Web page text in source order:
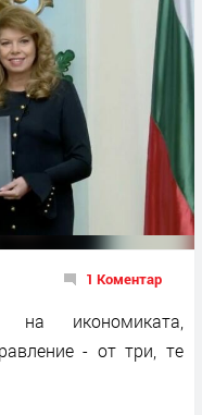
1 Коментар
на икономиката,
- от три, те